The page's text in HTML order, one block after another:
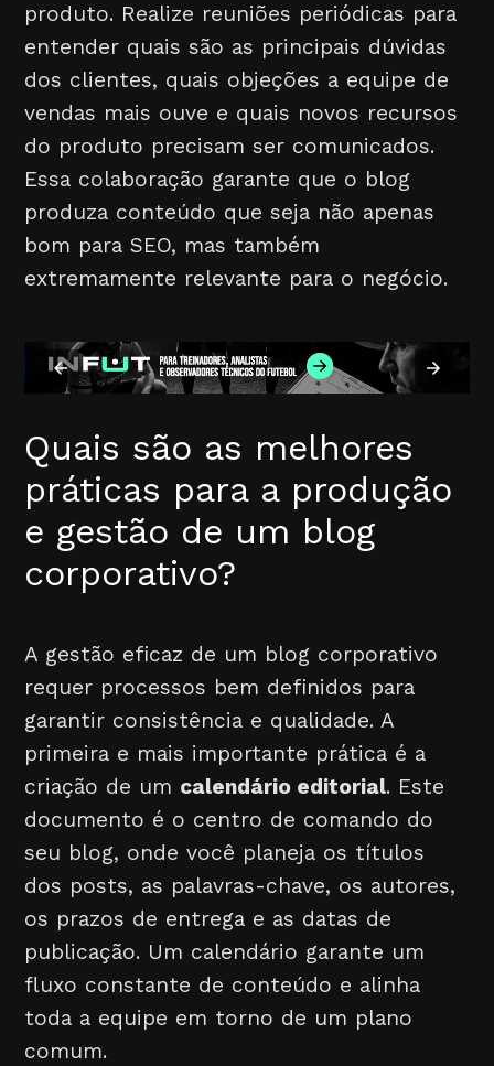
produto. Realize reuniões periódicas para
entender quais são as principais dúvidas
dos clientes, quais objeções a equipe de
vendas mais ouve e quais novos recursos
do produto precisam ser comunicados.
Essa colaboração garante que o blog
produza conteúdo que seja não apenas
bom para SEO, mas também
extremamente relevante para o negócio.
Quais são as melhores
práticas para a produção
e gestão de um blog
corporativo?
A gestão eficaz de um blog corporativo
requer processos bem definidos para
garantir consistência e qualidade. A
primeira e mais importante prática é a
criação de um calendário editorial. Este
documento é o centro de comando do
seu blog, onde você planeja os títulos
dos posts, as palavras-chave, os autores,
os prazos de entrega e as datas de
publicação. Um calendário garante um
fluxo constante de conteúdo e alinha
toda a equipe em torno de um plano
comum.